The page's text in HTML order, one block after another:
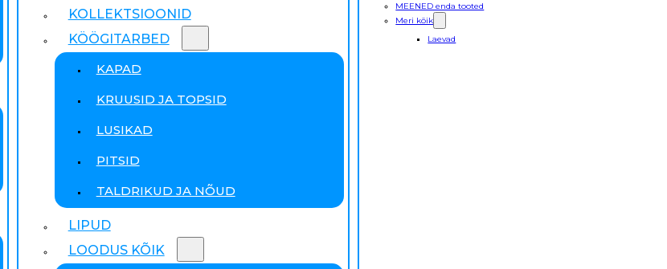
KOLLEKTSIOONID
KÖÖGITARBED
KAPAD
KRUUSID JA TOPSID
LUSIKAD
PITSID
TALDRIKUD JA NÕUD
LIPUD
LOODUS KÕIK
MEENED enda tooted
Meri kõik
Laevad